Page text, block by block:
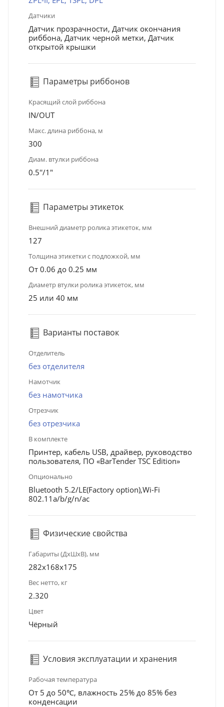
Датчики
Датчик прозрачности, Датчик окончания
риббона, Датчик черной метки, Датчик
открытой крышки
Параметры риббонов
Красящий слой риббона
IN/OUT
Макс. длина риббона, м
300
Диам. втулки риббона
0.5''/1"
Параметры этикеток
Внешний диаметр ролика этикеток, мм
127
Толщина этикетки с подложкой, мм
От 0.06 до 0.25 мм
Диаметр втулки ролика этикеток, мм
25 или 40 мм
Варианты поставок
Отделитель
без отделителя
Намотчик
без намотчика
Отрезчик
без отрезчика
В комплекте
Принтер, кабель USB, драйвер, руководство
пользователя, ПО «BarTender TSC Edition»
Опционально
Bluetooth 5.2/LE(Factory option),Wi-Fi
802.11a/b/g/n/ac
Физические свойства
Габариты (ДхШхВ), мм
282х168х175
Вес нетто, кг
2.320
Цвет
Чёрный
Условия эксплуатации и хранения
Рабочая температура
От 5 до 50℃, влажность 25% до 85% без
конденсации